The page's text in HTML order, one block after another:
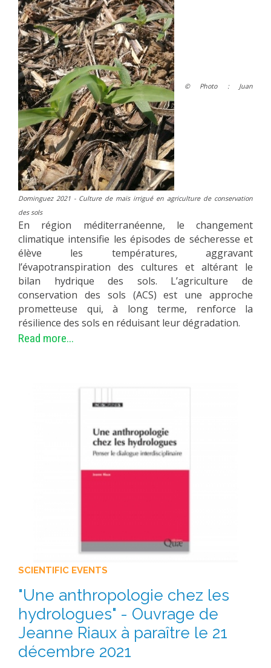
© Photo : Juan
Dominguez 2021 - Culture de maïs irrigué en agriculture de conservation
des sols
En région méditerranéenne, le changement
climatique intensifie les épisodes de sécheresse et
élève les températures, aggravant
l’évapotranspiration des cultures et altérant le
bilan hydrique des sols. L’agriculture de
conservation des sols (ACS) est une approche
prometteuse qui, à long terme, renforce la
résilience des sols en réduisant leur dégradation.
Read more...
SCIENTIFIC EVENTS
"Une anthropologie chez les
hydrologues" - Ouvrage de
Jeanne Riaux à paraître le 21
décembre 2021